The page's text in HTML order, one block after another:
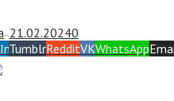
— 21.02.20240
TumblrRedditVKWhatsApp